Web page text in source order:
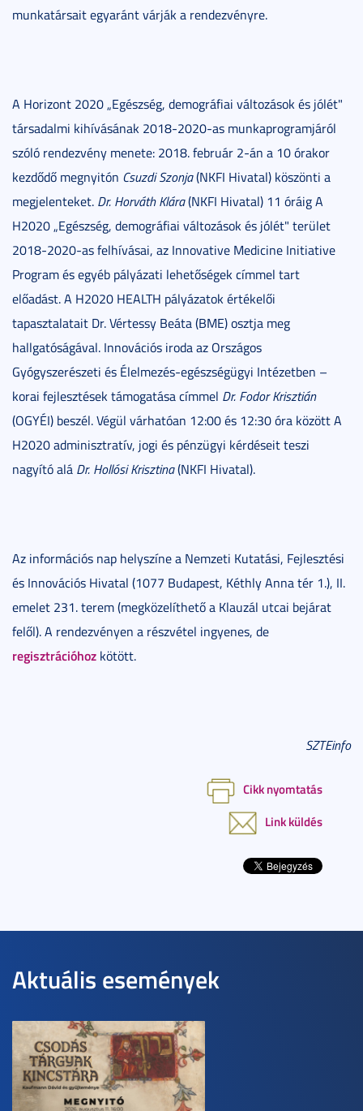
munkatársait egyaránt várják a rendezvényre.
A Horizont 2020 „Egészség, demográfiai változások és jólét"
társadalmi kihívásának 2018-2020-as munkaprogramjáról
szóló rendezvény menete: 2018. február 2-án a 10 órakor
kezdődő megnyitón Csuzdi Szonja(NKFI Hivatal) köszönti a
megjelenteket. Dr. Horváth Klára(NKFI Hivatal) 11 óráig A
H2020 „Egészség, demográfiai változások és jólét" terület
2018-2020-as felhívásai, az Innovative Medicine Initiative
Program és egyéb pályázati lehetőségek címmel tart
előadást. A H2020 HEALTH pályázatok értékelői
tapasztalatait Dr. Vértessy Beáta (BME) osztja meg
hallgatóságával. Innovációs iroda az Országos
Gyógyszerészeti és Élelmezés-egészségügyi Intézetben –
korai fejlesztések támogatása címmel Dr. Fodor Krisztián
(OGYÉI) beszél. Végül várhatóan 12:00 és 12:30 óra között A
H2020 adminisztratív, jogi és pénzügyi kérdéseit teszi
nagyító alá Dr. Hollósi Krisztina(NKFI Hivatal).
Az információs nap helyszíne a Nemzeti Kutatási, Fejlesztési
és Innovációs Hivatal (1077 Budapest, Kéthly Anna tér 1.), II.
emelet 231. terem (megközelíthető a Klauzál utcai bejárat
felől). A rendezvényen a részvétel ingyenes, de
regisztrációhoz kötött.
SZTEinfo
Cikk nyomtatás
Link küldés
Aktuális események